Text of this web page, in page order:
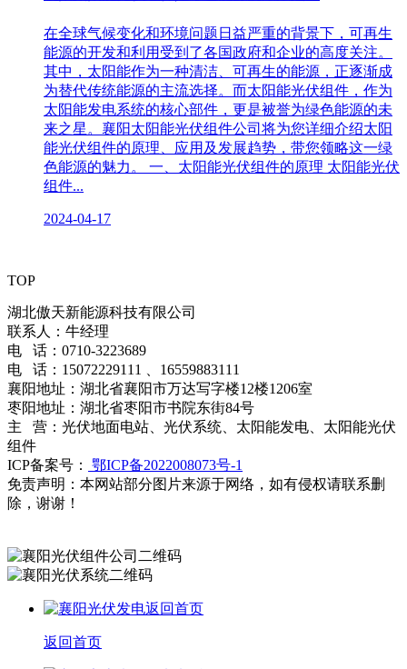
在全球气候变化和环境问题日益严重的背景下，可再生
能源的开发和利用受到了各国政府和企业的高度关注。
其中，太阳能作为一种清洁、可再生的能源，正逐渐成
为替代传统能源的主流选择。而太阳能光伏组件，作为
太阳能发电系统的核心部件，更是被誉为绿色能源的未
来之星。襄阳太阳能光伏组件公司将为您详细介绍太阳
能光伏组件的原理、应用及发展趋势，带您领略这一绿
色能源的魅力。 一、太阳能光伏组件的原理 太阳能光伏
组件...
2024-04-17
TOP
湖北傲天新能源科技有限公司
联系人：牛经理
电 话：0710-3223689
电 话：15072229111 、16559883111
襄阳地址：湖北省襄阳市万达写字楼12楼1206室
枣阳地址：湖北省枣阳市书院东街84号
主 营：光伏地面电站、光伏系统、太阳能发电、太阳能光伏
组件
ICP备案号：
鄂ICP备2022008073号-1
免责声明：本网站部分图片来源于网络，如有侵权请联系删
除，谢谢！
返回首页